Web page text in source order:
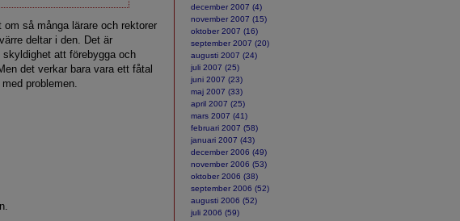
om så många lärare och rektorer
deltar i den. Det är
att förebygga och
det verkar bara vara ett fåtal
problemen.
december 2007 (4)
november 2007 (15)
oktober 2007 (16)
september 2007 (20)
augusti 2007 (24)
juli 2007 (25)
juni 2007 (23)
maj 2007 (33)
april 2007 (25)
mars 2007 (41)
februari 2007 (58)
januari 2007 (43)
december 2006 (49)
november 2006 (53)
oktober 2006 (38)
september 2006 (52)
augusti 2006 (52)
juli 2006 (59)